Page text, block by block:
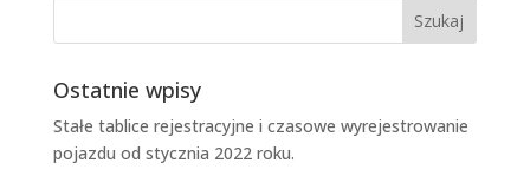
Ostatnie wpisy
Stałe tablice rejestracyjne i czasowe wyrejestrowanie
pojazdu od stycznia 2022 roku.